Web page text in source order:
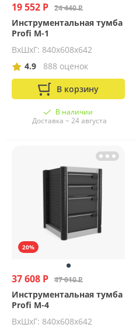
19 552 Р 24 440 Р
Инструментальная тумба
Profi M-1
ВхШхГ: 840х608х642
4.9
888 оценок
В корзину
В наличии
Доставка ~ 24 августа
20%
37 608 Р 47 010 Р
Инструментальная тумба
Profi M-4
ВхШхГ: 840х608х642